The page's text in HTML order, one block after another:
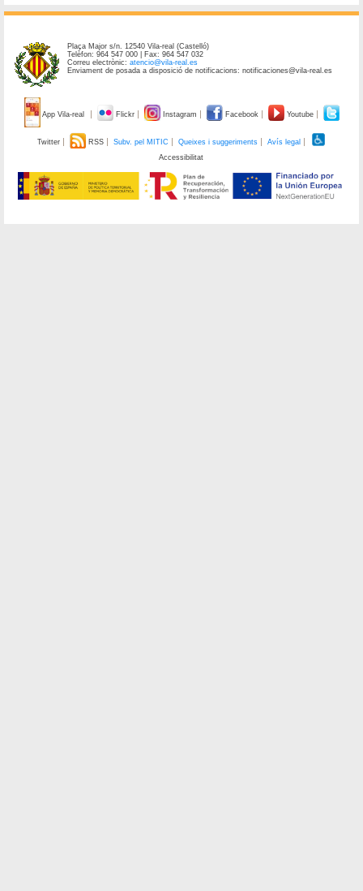
Plaça Major s/n. 12540 Vila-real (Castelló)
Telèfon: 964 547 000 | Fax: 964 547 032
Correu electrònic:atencio@vila-real.es
Enviament de posada a disposició de notificacions: notificaciones@vila-real.es
App Vila-real Flickr Instagram Facebook Youtube
Twitter RSS Subv. pel MITIC Queixes i suggeriments
Avís legal
Accessibilitat